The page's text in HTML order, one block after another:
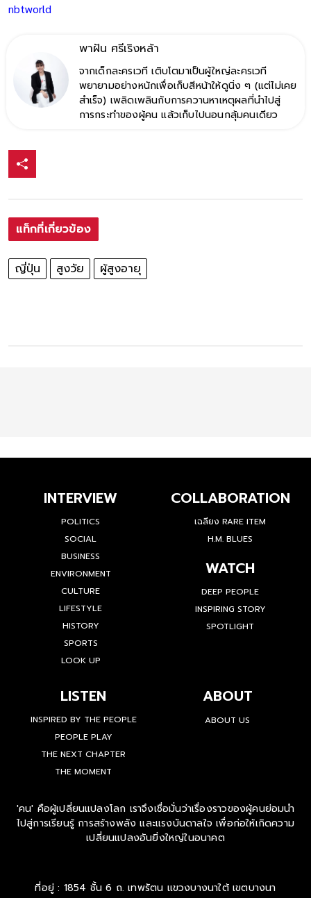
nbtworld
พาฝัน ศรีเริงหล้า
จากเด็กละครเวที เติบโตมาเป็นผู้ใหญ่ละครเวที
พยายามอย่างหนักเพื่อเก็บสีหน้าให้ดูนิ่ง ๆ (แต่ไม่เคย
สำเร็จ) เพลิดเพลินกับการควานหาเหตุผลที่นำไปสู่
การกระทำของผู้คน แล้วเก็บไปนอนกลุ้มคนเดียว
แท็กที่เกี่ยวข้อง
ญี่ปุ่น สูงวัย ผู้สูงอายุ
INTERVIEW
POLITICS
SOCIAL
BUSINESS
ENVIRONMENT
CULTURE
LIFESTYLE
HISTORY
SPORTS
LOOK UP
COLLABORATION
เฉลียง RARE ITEM
H.M. BLUES
WATCH
DEEP PEOPLE
INSPIRING STORY
SPOTLIGHT
LISTEN
INSPIRED BY THE PEOPLE
PEOPLE PLAY
THE NEXT CHAPTER
THE MOMENT
ABOUT
ABOUT US
'คน' คือผู้เปลี่ยนแปลงโลก เราจึงเชื่อมั่นว่าเรื่องราวของผู้คนย่อมนำ
ไปสู่การเรียนรู้ การสร้างพลัง และแรงบันดาลใจ เพื่อก่อให้เกิดความ
เปลี่ยนแปลงอันยิ่งใหญ่ในอนาคต
ที่อยู่ : 1854 ชั้น 6 ถ. เทพรัตน แขวงบางนาใต้ เขตบางนา